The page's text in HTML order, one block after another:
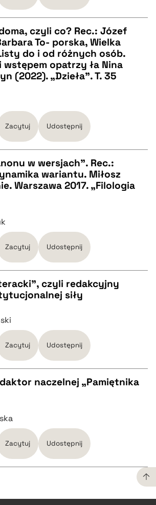
czyli co? Rec.: Józef
To- porska, Wielka
do i od różnych osób.
wstępem opatrzy ła Nina
(2022). „Dzieła”. T. 35
Zacytuj Udostępnij
w wersjach”. Rec.:
wariantu. Miłosz
Warszawa 2017. „Filologia
Zacytuj Udostępnij
czyli redakcyjny
siły
Zacytuj Udostępnij
naczelnej „Pamiętnika
Zacytuj Udostępnij